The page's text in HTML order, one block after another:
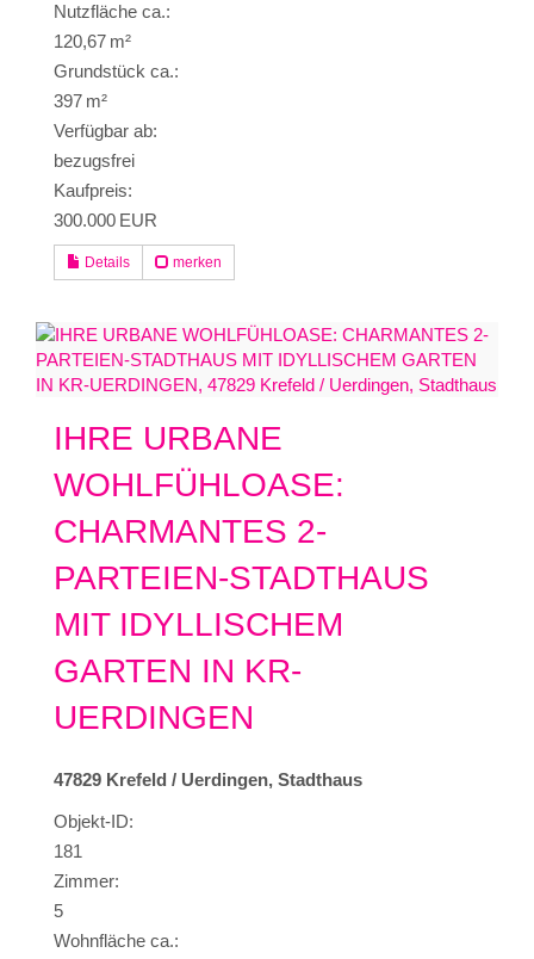
Nutzfläche ca.:
120,67 m²
Grund­stück ca.:
397 m²
Verfügbar ab:
bezugsfrei
Kaufpreis:
300.000 EUR
Details merken
IHRE URBANE
WOHLFÜHLOASE:
CHARMANTES 2-
PARTEIEN-STADTHAUS
MIT IDYLLISCHEM
GARTEN IN KR-
UERDINGEN
47829 Krefeld / Uerdingen, Stadthaus
Objekt-ID:
181
Zimmer:
5
Wohnfläche ca.: